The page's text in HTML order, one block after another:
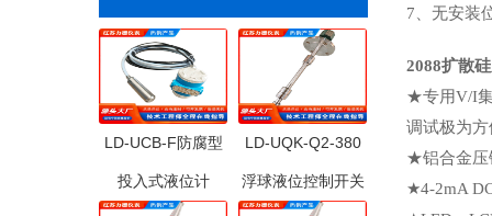
LD-UCB-F防腐型
投入式液位计
LD-UQK-Q2-380
浮球液位控制开关
7、无安装
2088扩散
★专用V/I集
调试极为方
★铝合金压
★4-2mA